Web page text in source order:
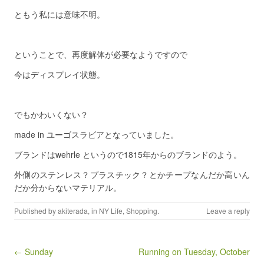
ともう私には意味不明。
ということで、再度解体が必要なようですので
今はディスプレイ状態。
でもかわいくない？
made in ユーゴスラビアとなっていました。
ブランドはwehrle というので1815年からのブランドのよう。
外側のステンレス？プラスチック？とかチープなんだか高いん
だか分からないマテリアル。
Published byakiterada, in NY Life, Shopping. Leave a reply
Post navigation
← Sunday Running on Tuesday, October